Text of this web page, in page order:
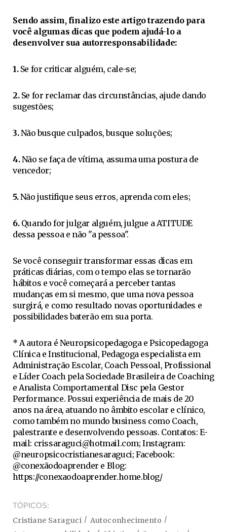
Sendo assim, finalizo este artigo trazendo para
você algumas dicas que podem ajudá-lo a
desenvolver sua autorresponsabilidade:
1. Se for criticar alguém, cale-se;
2. Se for reclamar das circunstâncias, ajude dando
sugestões;
3.Não busque culpados, busque soluções;
4.Não se faça de vítima, assuma uma postura de
vencedor;
5.Não justifique seus erros, aprenda com eles;
6. Quando for julgar alguém, julgue a ATITUDE
dessa pessoa e não "a pessoa".
Se você conseguir transformar essas dicas em
práticas diárias, com o tempo elas se tornarão
hábitos e você começará a perceber tantas
mudanças em si mesmo, que uma nova pessoa
surgirá, e como resultado novas oportunidades e
possibilidades baterão em sua porta.
* A autora é Neuropsicopedagoga e Psicopedagoga
Clínica e Institucional, Pedagoga especialista em
Administração Escolar, Coach Pessoal, Profissional
e Líder Coach pela Sociedade Brasileira de Coaching
e Analista Comportamental Disc pela Gestor
Performance. Possui experiência de mais de 20
anos na área, atuando no âmbito escolar e clínico,
como também no mundo business como Coach,
palestrante e desenvolvendo pessoas. Contatos: E-
mail: crissaraguci@hotmail.com; Instagram:
@neuropsicocristianesaraguci; Facebook:
@conexãodoaprender e Blog:
https://conexaodoaprender.home.blog/
TÓPICOS
Cristiane Saraguci
Autoconhecimento